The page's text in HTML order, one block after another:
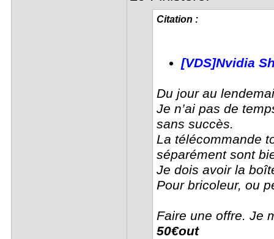
Citation :
[VDS]Nvidia
Du jour au
Je n’ai pas de
sans succès.
La télécommande
séparément sont
Je dois avoir la
Pour bricoleur, ou
Faire une offre. Je
50€out